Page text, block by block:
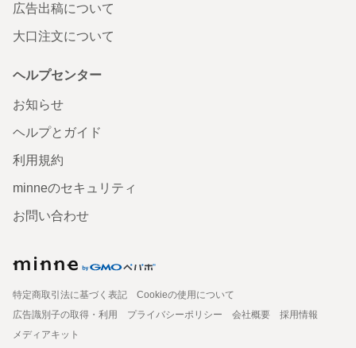
広告出稿について
大口注文について
ヘルプセンター
お知らせ
ヘルプとガイド
利用規約
minneのセキュリティ
お問い合わせ
特定商取引法に基づく表記
Cookieの使用について
広告識別子の取得・利用
プライバシーポリシー 会社概要
採用情報
メディアキット